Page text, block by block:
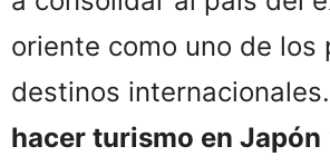
oriente como uno de los
destinos
hacer turismo en Japón